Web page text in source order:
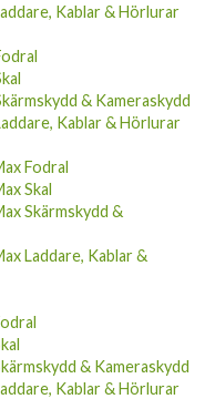
Kablar & Hörlurar
& Kameraskydd
Kablar & Hörlurar
Fodral
Skal
Skärmskydd &
Laddare, Kablar &
& Kameraskydd
Kablar & Hörlurar